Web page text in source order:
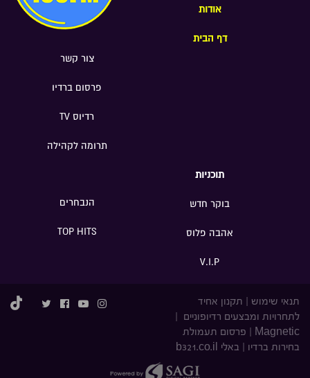
אודות
דף הבית
צור קשר
פרסום ברדיו
רדיוס TV
תרומה לקהילה
תוכניות
בוקר חדש
אהבה פלוס
V.I.P
הנבחרים
TOP HITS
תנאי שימוש
תקנון אחיד
לתחרויות ומבצעים רדיופוניים
Magnetic
פרסום תעמולת
בחירות ברדיו
באלי b321.co.il